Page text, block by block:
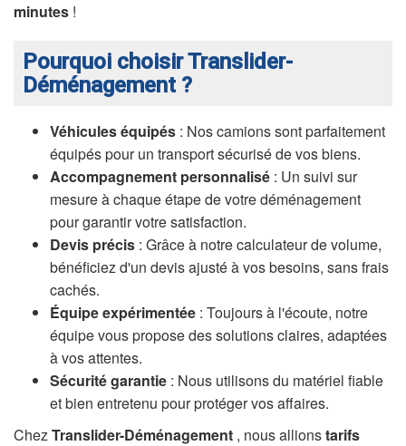
minutes !
Pourquoi choisir Translider-
Déménagement ?
Véhicules équipés : Nos camions sont parfaitement
équipés pour un transport sécurisé de vos biens.
Accompagnement personnalisé : Un suivi sur
mesure à chaque étape de votre déménagement
pour garantir votre satisfaction.
Devis précis : Grâce à notre calculateur de volume,
bénéficiez d'un devis ajusté à vos besoins, sans frais
cachés.
Équipe expérimentée : Toujours à l'écoute, notre
équipe vous propose des solutions claires, adaptées
à vos attentes.
Sécurité garantie : Nous utilisons du matériel fiable
et bien entretenu pour protéger vos affaires.
ChezTranslider-Déménagement , nous allionstarifs